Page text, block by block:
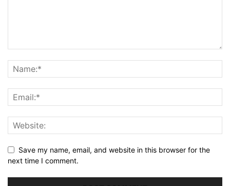
Save my name, email, and website in this browser for the
next time I comment.